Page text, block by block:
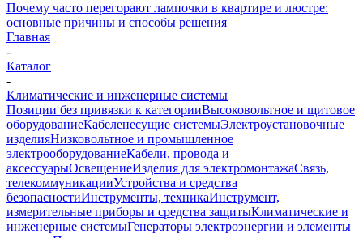
Почему часто перегорают лампочки в квартире и люстре:
основные причины и способы решения
Главная
-
Каталог
-
Климатические и инженерные системы
Позиции без привязки к категорииВысоковольтное и щитовое
оборудованиеКабеленесущие системыЭлектроустановочные
изделияНизковольтное и промышленное
электрооборудованиеКабели, провода и
аксессуарыОсвещениеИзделия для электромонтажаСвязь,
телекоммуникацииУстройства и средства
безопасностиИнструменты, техникаИнструмент,
измерительные приборы и средства защитыКлиматические и
инженерные системыГенераторы электроэнергии и элементы